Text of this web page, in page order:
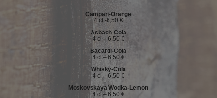
Campari-Orange
4 cl -6,50 €
Asbach-Cola
4 cl – 6,50 €
Bacardi-Cola
4 cl – 6,50 €
Whisky-Cola
4 cl – 6,50 €
Moskovskaya Wodka-Lemon
4 cl – 6,50 €